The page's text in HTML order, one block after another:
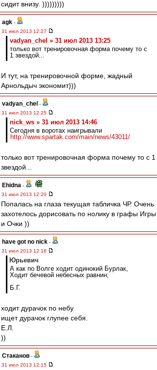
сидит внизу. )))))))))
agk -
31 июл 2013 12:27
vadyan_chel » 31 июл 2013 13:25
только вот тренировочная форма почему то с
1 звездой...
И тут, на тренировочной форме, жадный
Арнольдыч экономит)))
vadyan_chel -
31 июл 2013 12:25
nick_ws » 31 июл 2013 14:46
Сегодня в воротах наигрывали
http://www.spartak.com/main/news/43011/
только вот тренировочная форма почему то с 1
звездой...
Ehidna -
31 июл 2013 12:20
Попалась на глаза текущая табличка ЧР. Очень
захотелось дорисовать по нолику в графы Игры
и Очки ))
have got no nick -
31 июл 2013 12:16
Юрьевич
А как по Волге ходит одинокий Бурлак,
Ходит бечевой небесных равнин;
Б.Г.
ходит дурачок по небу
ищет дурачок глупее себя.
Е.Л.
))
Cтаканов -
31 июл 2013 12:15